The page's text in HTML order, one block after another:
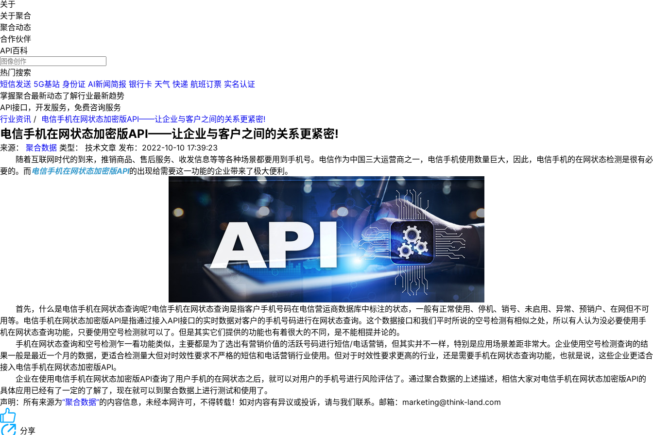
关于
关于聚合
聚合动态
合作伙伴
API百科
热门搜索
短信发送 5G基站 身份证 AI新闻简报 银行卡 天气 快递 航班订票 实名认证
掌握聚合最新动态了解行业最新趋势
API接口，开发服务，免费咨询服务
行业资讯 / 电信手机在网状态加密版API——让企业与客户之间的关系更紧密!
电信手机在网状态加密版API——让企业与客户之间的关系更紧密!
来源： 聚合数据 类型： 技术文章 发布： 2022-10-10 17:39:23
随着互联网时代的到来，推销商品、售后服务、收发信息等等各种场景都要用到手机号。电信作为中国三大运营商之一，电信手机使用数量巨大，因此，电信手机的在网状态检测是很有必
要的。而电信手机在网状态加密版API的出现给需要这一功能的企业带来了极大便利。
首先，什么是电信手机在网状态查询呢?电信手机在网状态查询是指客户手机号码在电信营运商数据库中标注的状态，一般有正常使用、停机、销号、未启用、异常、预销户、在网但不可
用等。电信手机在网状态加密版API是指通过接入API接口的实时数据对客户的手机号码进行在网状态查询。这个数据接口和我们平时所说的空号检测有相似之处，所以有人认为没必要使用手
机在网状态查询功能，只要使用空号检测就可以了。但是其实它们提供的功能也有着很大的不同，是不能相提并论的。
手机在网状态查询和空号检测乍一看功能类似，主要都是为了选出有营销价值的活跃号码进行短信/电话营销，但其实并不一样，特别是应用场景差距非常大。企业使用空号检测查询的结
果一般是最近一个月的数据，更适合检测量大但对时效性要求不严格的短信和电话营销行业使用。但对于时效性要求更高的行业，还是需要手机在网状态查询功能，也就是说，这些企业更适合
接入电信手机在网状态加密版API。
企业在使用电信手机在网状态加密版API查询了用户手机的在网状态之后，就可以对用户的手机号进行风险评估了。通过聚合数据的上述描述，相信大家对电信手机在网状态加密版API的
具体应用已经有了一定的了解了，现在就可以到聚合数据上进行测试和使用了。
声明：所有来源为“聚合数据”的内容信息，未经本网许可，不得转载！如对内容有异议或投诉，请与我们联系。邮箱：marketing@think-land.com
分享